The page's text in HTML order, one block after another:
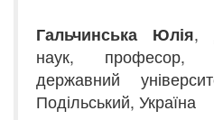
Гальчинська Юлія,
наук, професор,
державний
Подільський, Україна